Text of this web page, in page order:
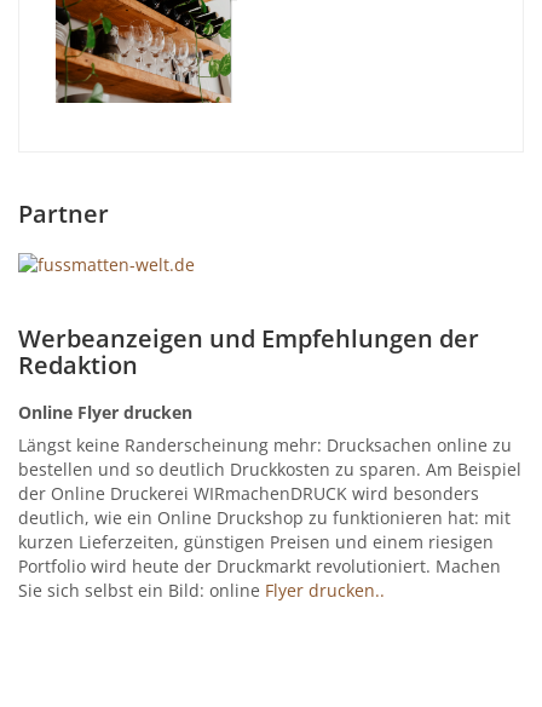
Partner
Werbeanzeigen und Empfehlungen der
Redaktion
Online Flyer drucken
Längst keine Randerscheinung mehr: Drucksachen online zu
bestellen und so deutlich Druckkosten zu sparen. Am Beispiel
der Online Druckerei WIRmachenDRUCK wird besonders
deutlich, wie ein Online Druckshop zu funktionieren hat: mit
kurzen Lieferzeiten, günstigen Preisen und einem riesigen
Portfolio wird heute der Druckmarkt revolutioniert. Machen
Sie sich selbst ein Bild: online Flyer drucken..